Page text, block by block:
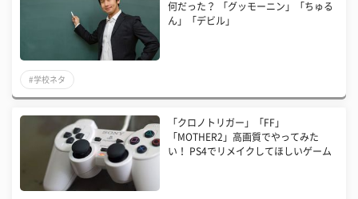
何だった？ 「グッモーニン」「ちゅる
ん」「デビル」
#学校ネタ
「クロノトリガー」「FF」
「MOTHER2」高画質でやってみた
い！ PS4でリメイクしてほしいゲーム